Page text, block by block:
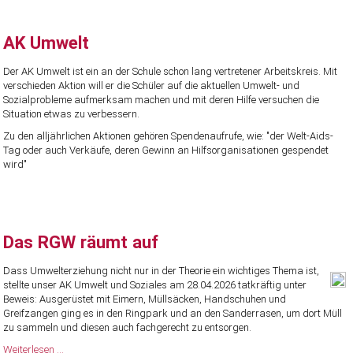
AK Umwelt
Der AK Umwelt ist ein an der Schule schon lang vertretener Arbeitskreis. Mit
verschieden Aktion will er die Schüler auf die aktuellen Umwelt- und
Sozialprobleme aufmerksam machen und mit deren Hilfe versuchen die
Situation etwas zu verbessern.
Zu den alljährlichen Aktionen gehören Spendenaufrufe, wie: "der Welt-Aids-
Tag oder auch Verkäufe, deren Gewinn an Hilfsorganisationen gespendet
wird"
Das RGW räumt auf
Dass Umwelterziehung nicht nur in der Theorie ein wichtiges Thema ist,
stellte unser AK Umwelt und Soziales am 28.04.2026 tatkräftig unter
Beweis: Ausgerüstet mit Eimern, Müllsäcken, Handschuhen und
Greifzangen ging es in den Ringpark und an den Sanderrasen, um dort Müll
zu sammeln und diesen auch fachgerecht zu entsorgen.
Weiterlesen …